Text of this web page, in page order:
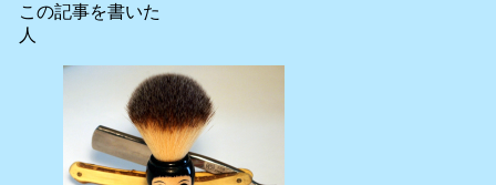
この記事を書いた
人